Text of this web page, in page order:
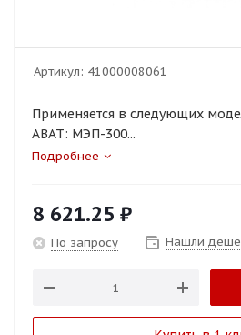
Артикул: 41000008061
Применяется в следующих
ABAT: МЭП-300...
Подробнее
8 621.25 ₽
По запросу Нашли